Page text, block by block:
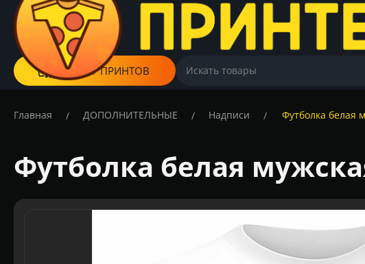
КАТАЛОГ ПРИНТОВ
Главная / ДОПОЛНИТЕЛЬНЫЕ / Надписи / Футболка белая
Футболка белая